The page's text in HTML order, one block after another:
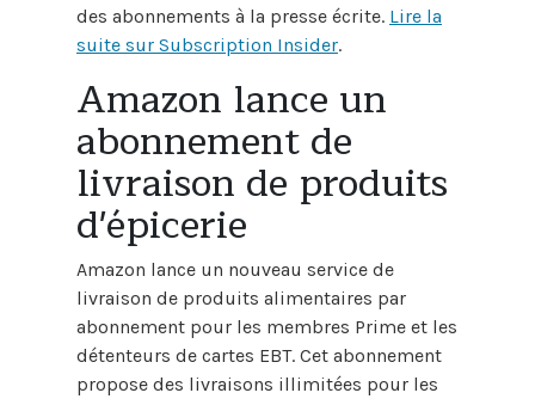
des abonnements à la presse écrite. Lire la
suite sur Subscription Insider.
Amazon lance un
abonnement de
livraison de produits
d'épicerie
Amazon lance un nouveau service de
livraison de produits alimentaires par
abonnement pour les membres Prime et les
détenteurs de cartes EBT. Cet abonnement
propose des livraisons illimitées pour les